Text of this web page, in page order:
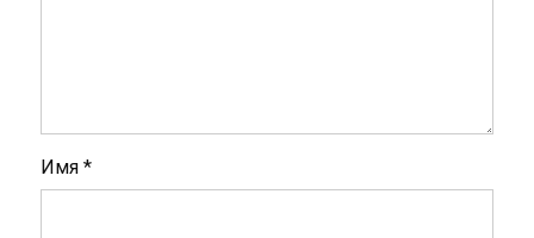
Имя *